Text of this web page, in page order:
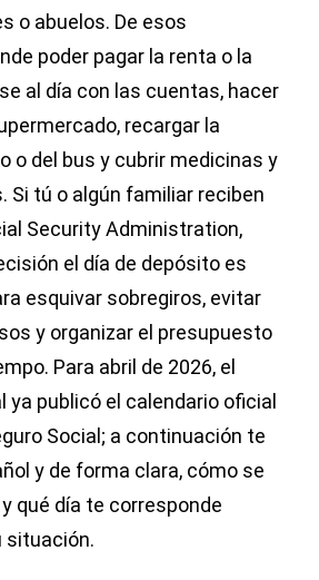
o abuelos. De esos
poder pagar la renta o la
al día con las cuentas, hacer
recargar la
o del bus y cubrir medicinas y
Si tú o algún familiar reciben
Security Administration,
el día de depósito es
esquivar sobregiros, evitar
y organizar el presupuesto
Para abril de 2026, el
ya publicó el calendario oficial
Social; a continuación te
y de forma clara, cómo se
qué día te corresponde
situación.